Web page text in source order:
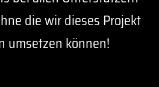
die wir dieses Projekt
umsetzen können!